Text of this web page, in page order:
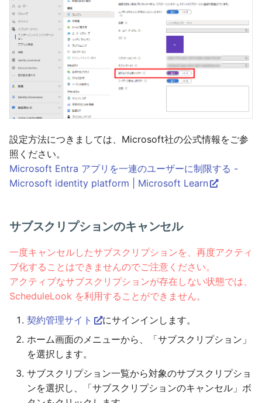
設定方法につきましては、Microsoft社の公式情報をご参
照ください。
Microsoft Entra アプリを一連のユーザーに制限する -
Microsoft identity platform | Microsoft Learn
サブスクリプションのキャンセル
一度キャンセルしたサブスクリプションを、再度アクティ
ブ化することはできませんのでご注意ください。
アクティブなサブスクリプションが存在しない状態では、
ScheduleLook を利用することができません。
契約管理サイト
にサインインします。
ホーム画面のメニューから、「サブスクリプション」
を選択します。
サブスクリプション一覧から対象のサブスクリプショ
ンを選択し、「サブスクリプションのキャンセル」ボ